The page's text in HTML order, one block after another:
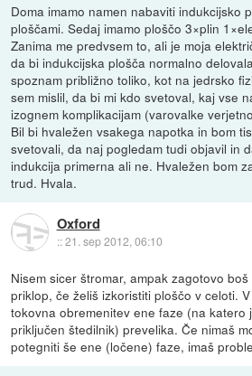
Doma imamo namen nabaviti indukcijsko
ploščami. Sedaj imamo ploščo 3×plin
Zanima me predvsem to, ali je moja
da bi indukcijska plošča normalno
spoznam približno toliko, kot na jedrsko
sem mislil, da bi mi kdo svetoval, kaj vse
izognem komplikacijam (varovalke
Bil bi hvaležen vsakega napotka in bom
svetovali, da naj pogledam tudi objavil in
indukcija primerna ali ne. Hvaležen bom
trud. Hvala.
Oxford
::21. sep 2012, 06:10
Nisem sicer štromar, ampak zagotovo
priklop, če želiš izkoristiti ploščo v celoti.
tokovna obremenitev ene faze (na katero
priključen štedilnik) prevelika. Če nimaš
potegniti še ene (ločene) faze, imaš